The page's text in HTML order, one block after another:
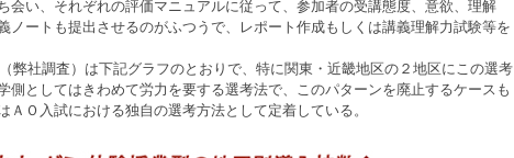
会い、それぞれの評価マニュアルに従って、参加者の受講態度、意欲、理解
ノートも提出させるのがふつうで、レポート作成もしくは講義理解力試験等を
弊社調査）は下記グラフのとおりで、特に関東・近畿地区の２地区にこの選考
側としてはきわめて労力を要する選考法で、このパターンを廃止するケースも
ＡＯ入試における独自の選考方法として定着している。